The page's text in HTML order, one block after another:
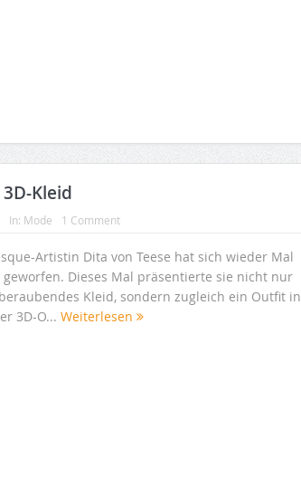
Kleid
In: Mode 1 Comment
Artistin Dita von Teese hat sich wieder Mal
geworfen. Dieses Mal präsentierte sie nicht nur
Kleid, sondern zugleich ein Outfit in
3D-O... Weiterlesen